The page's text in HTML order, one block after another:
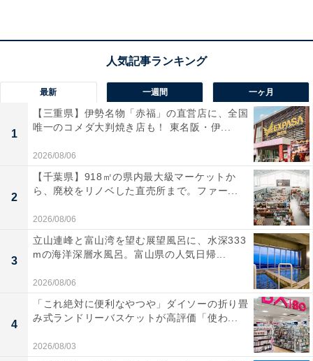
最新 一週間 一ヶ月
1
【三重県】伊勢名物「赤福」の直営店に、全国
唯一のコメダ大判焼き店も！ 東名阪・伊...
2026/08/06
2
【千葉県】918㎡の県内最大級マーケットか
ら、廃校をリノベした直売所まで。ファー...
2026/08/06
3
立山連峰と富山湾を望む展望風呂に、水深333
mの海洋深層水風呂。富山県の人気日帰...
2026/08/06
4
「これ絶対に便利なやつや」ダイソーの折り畳
み式ランドリーバスケットが高評価「使わ...
2026/08/03